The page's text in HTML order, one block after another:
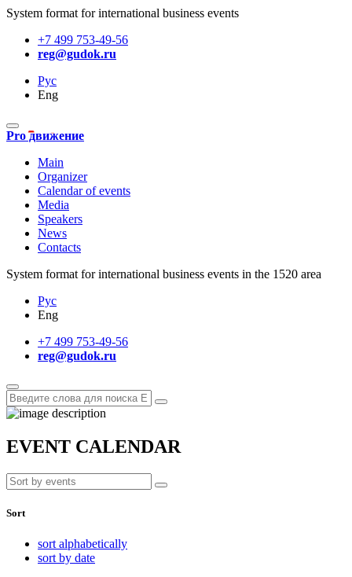
System format for international business events
+7 499 753-49-56
reg@gudok.ru
Рус
Eng
Pro движение
Main
Organizer
Calendar of events
Media
Speakers
News
Contacts
System format for international business events in the 1520 area
Рус
Eng
+7 499 753-49-56
reg@gudok.ru
EVENT CALENDAR
Sort
sort alphabetically
sort by date